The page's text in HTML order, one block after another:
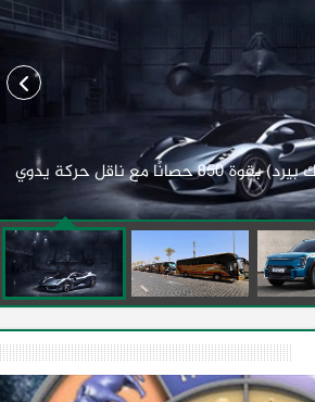
هينيسي تطرح طراز (بلاك بيرد) بقوة 850 حصانًا مع ناقل حركة يدوي